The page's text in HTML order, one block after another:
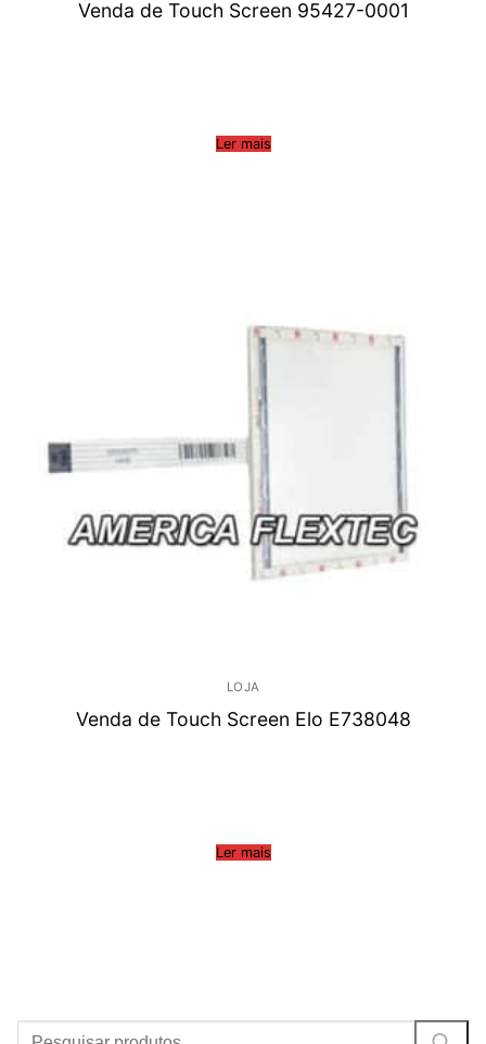
Venda de Touch Screen 95427-0001
Ler mais
LOJA
Venda de Touch Screen Elo E738048
Ler mais
Procurar: